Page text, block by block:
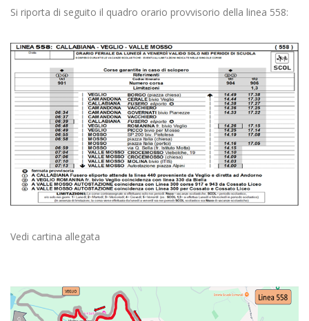
Si riporta di seguito il quadro orario provvisorio della linea 558:
Vedi cartina allegata